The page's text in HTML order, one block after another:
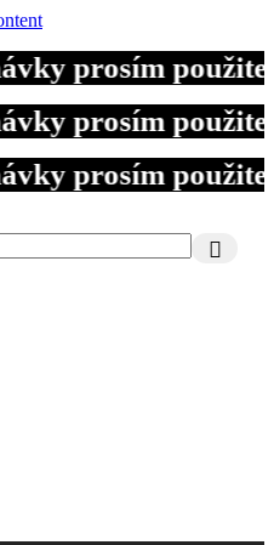
použite
použite
použite